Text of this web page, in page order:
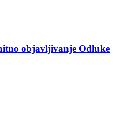
objavljivanje Odluke